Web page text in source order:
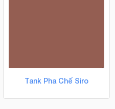
Tank Pha Chế Siro